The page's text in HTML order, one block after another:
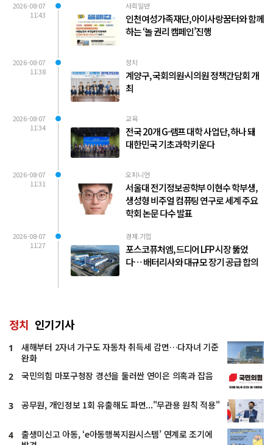
2026-08-07
11:43
사회일반
인천여성가족재단, 아이사랑꿈터와 함께
하는 ‘놀 권리 캠페인’진행
2026-08-07
11:38
정치
계양구, 국회의원·시의원 정책간담회 개
최
2026-08-07
11:34
교육
전국 20개 G-램프 대학 사업단, 하나 돼
대한민국 기초과학 키운다
2026-08-07
11:31
오피니언
서울대 전기정보공학부 이현수 학부생,
생성형 비주얼 컴퓨팅 연구로 세계 주요
학회 논문 다수 발표
2026-08-07
11:27
경제.기업
포스코퓨처엠, 드디어 LFP 시장 뚫었
다… 배터리사와 대규모 장기 공급 합의
정치 인기기사
1
새해부터 2자녀 가구도 자동차 취득세 감면…다자녀 기준
완화
2 국민의힘 마포구청장 경선을 둘러싼 연이은 의혹과 잡음
3 공무원, 개인정보 1회 유출해도 파면..."무관용 원칙 적용"
4
출생미신고 아동, ‘e아동행복지원시스템’ 연계로 조기에